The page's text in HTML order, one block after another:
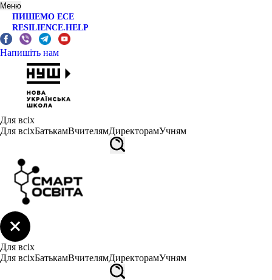
Меню
ПИШЕМО ЕСЕ
RESILIENCE.HELP
Напишіть нам
Для всіх
Для всіхБатькамВчителямДиректорамУчням
Для всіх
Для всіхБатькамВчителямДиректорамУчням